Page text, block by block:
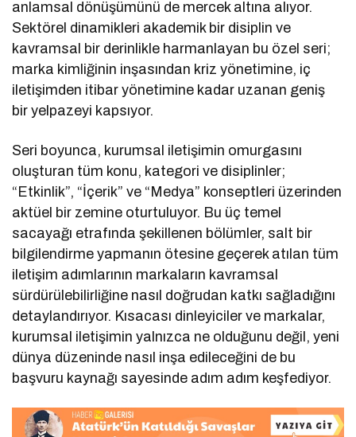
anlamsal dönüşümünü de mercek altına alıyor.
Sektörel dinamikleri akademik bir disiplin ve
kavramsal bir derinlikle harmanlayan bu özel seri;
marka kimliğinin inşasından kriz yönetimine, iç
iletişimden itibar yönetimine kadar uzanan geniş
bir yelpazeyi kapsıyor.
Seri boyunca, kurumsal iletişimin omurgasını
oluşturan tüm konu, kategori ve disiplinler;
“Etkinlik”, “İçerik” ve “Medya” konseptleri üzerinden
aktüel bir zemine oturtuluyor. Bu üç temel
sacayağı etrafında şekillenen bölümler, salt bir
bilgilendirme yapmanın ötesine geçerek atılan tüm
iletişim adımlarının markaların kavramsal
sürdürülebilirliğine nasıl doğrudan katkı sağladığını
detaylandırıyor. Kısacası dinleyiciler ve markalar,
kurumsal iletişimin yalnızca ne olduğunu değil, yeni
dünya düzeninde nasıl inşa edileceğini de bu
başvuru kaynağı sayesinde adım adım keşfediyor.